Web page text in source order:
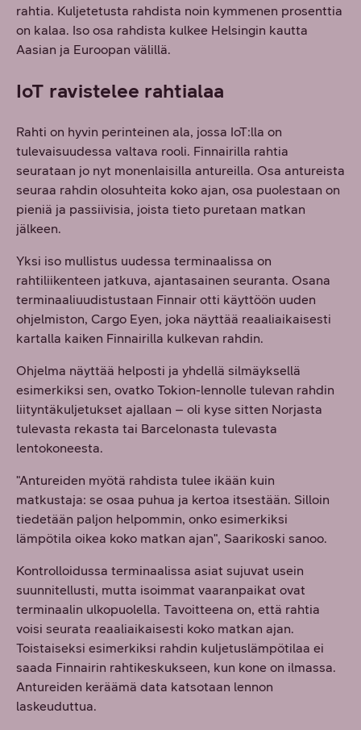
rahtia. Kuljetetusta rahdista noin kymmenen prosenttia
on kalaa. Iso osa rahdista kulkee Helsingin kautta
Aasian ja Euroopan välillä.
IoT ravistelee rahtialaa
Rahti on hyvin perinteinen ala, jossa IoT:lla on
tulevaisuudessa valtava rooli. Finnairilla rahtia
seurataan jo nyt monenlaisilla antureilla. Osa antureista
seuraa rahdin olosuhteita koko ajan, osa puolestaan on
pieniä ja passiivisia, joista tieto puretaan matkan
jälkeen.
Yksi iso mullistus uudessa terminaalissa on
rahtiliikenteen jatkuva, ajantasainen seuranta. Osana
terminaaliuudistustaan Finnair otti käyttöön uuden
ohjelmiston, Cargo Eyen, joka näyttää reaaliaikaisesti
kartalla kaiken Finnairilla kulkevan rahdin.
Ohjelma näyttää helposti ja yhdellä silmäyksellä
esimerkiksi sen, ovatko Tokion-lennolle tulevan rahdin
liityntäkuljetukset ajallaan – oli kyse sitten Norjasta
tulevasta rekasta tai Barcelonasta tulevasta
lentokoneesta.
"Antureiden myötä rahdista tulee ikään kuin
matkustaja: se osaa puhua ja kertoa itsestään. Silloin
tiedetään paljon helpommin, onko esimerkiksi
lämpötila oikea koko matkan ajan", Saarikoski sanoo.
Kontrolloidussa terminaalissa asiat sujuvat usein
suunnitellusti, mutta isoimmat vaaranpaikat ovat
terminaalin ulkopuolella. Tavoitteena on, että rahtia
voisi seurata reaaliaikaisesti koko matkan ajan.
Toistaiseksi esimerkiksi rahdin kuljetuslämpötilaa ei
saada Finnairin rahtikeskukseen, kun kone on ilmassa.
Antureiden keräämä data katsotaan lennon
laskeuduttua.